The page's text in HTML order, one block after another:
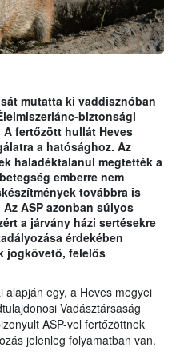
mutatta ki vaddisznóban
biztonsági
fertőzött hullát Heves
a hatósághoz. Az
haladéktalanul megtették a
emberre nem
továbbra is
ASP azonban súlyos
a járvány házi sertésekre
érdekében
jogkövető, felelős
alapján egy, a Heves megyei
Vadásztársaság
ASP-vel fertőzöttnek
jelenleg folyamatban van.